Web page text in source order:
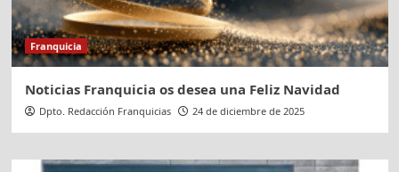
Franquicia
Noticias Franquicia os desea una Feliz Navidad
Dpto. Redacción Franquicias 24 de diciembre de 2025